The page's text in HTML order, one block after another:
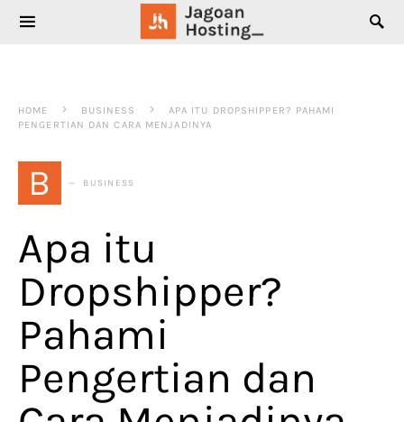
SEARCH FOR:
HOME BUSINESS
APA ITU DROPSHIPPER? PAHAMI
PENGERTIAN DAN CARA MENJADINYA
B BUSINESS
Apa itu
Dropshipper?
Pahami
Pengertian dan